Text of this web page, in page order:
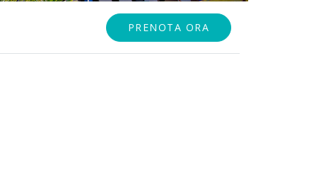
PRENOTA ORA